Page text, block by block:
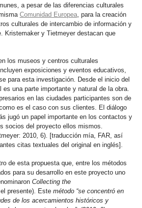
a pesar de las diferencias culturales
Comunidad Europea , para la creación
culturales de intercambio de información y
Kristemaker y Tietmeyer destacan que
los museos y centros culturales
exposiciones y eventos educativos,
para esta investigación. Desde el inicio del
es una parte importante y natural de la obra.
en las ciudades participantes son de
es el caso con sus clientes. El diálogo
jugó un papel importante en los contactos y
socios del proyecto ellos mismos.
2010, 6). [traducción mía, FAR, así
citas textuales del original en inglés].
de esta propuesta que, entre los métodos
para su desarrollo en este proyecto uno
Collecting the
presente). Este método “se concentró en
de los acercamientos históricos y